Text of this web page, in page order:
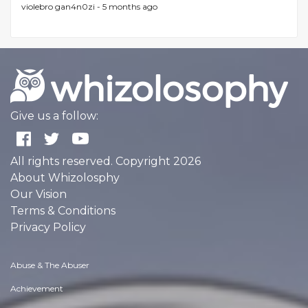
violebro gan4n0zi - 5 months ago
Give us a follow:
All rights reserved. Copyright 2026
About Whizolosphy
Our Vision
Terms & Conditions
Privacy Policy
Abuse & The Abuser
Achievement